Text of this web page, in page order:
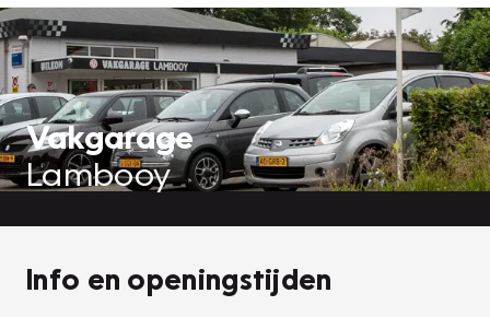
Vakgarage
Lambooy
Info en openingstijden